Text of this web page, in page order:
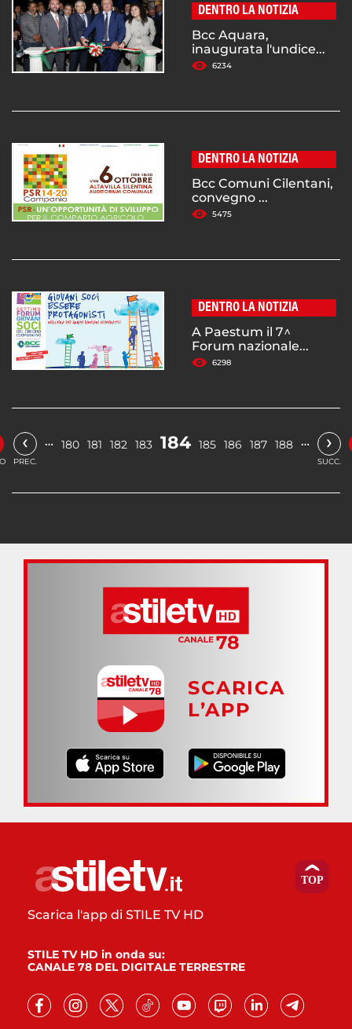
DENTRO LA NOTIZIA
Bcc Aquara,
inaugurata l'undice...
6234
DENTRO LA NOTIZIA
Bcc Comuni Cilentani,
convegno ...
5475
DENTRO LA NOTIZIA
A Paestum il 7^
Forum nazionale...
6298
‹
PREC.
… 180 181 182 183 184 185 186 187 188 … ›
SUCC.
SCARICA
L’APP
Scarica l'app di STILE TV HD
STILE TV HD in onda su:
CANALE 78 DEL DIGITALE TERRESTRE